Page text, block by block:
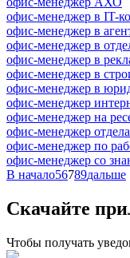
офис-менеджер в IT-
офис-менеджер в
офис-менеджер в
офис-менеджер в
офис-менеджер в
офис-менеджер в
офис-менеджер
офис-менеджер на
офис-менеджер
офис-менеджер по
офис-менеджер со
В начало56789дальше
Скачайте
Чтобы получать